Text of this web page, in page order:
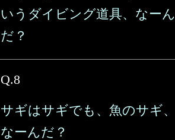
いうダイビング道具、なーん
だ？
Q.8
サギはサギでも、魚のサギ、
なーんだ？